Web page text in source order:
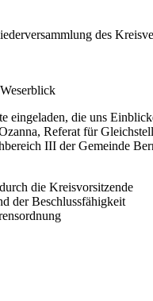
des
eingeladen, die uns
Referat für
III der Gemeinde
die Kreisvorsitzende
der Beschlussfähigkeit